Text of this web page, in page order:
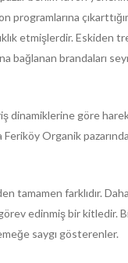
etmişlerdir. Eskiden
bağlanan brandaları
dinamiklerine göre
Organik
tamamen farklıdır.
edinmiş bir kitledir.
saygı gösterenler.